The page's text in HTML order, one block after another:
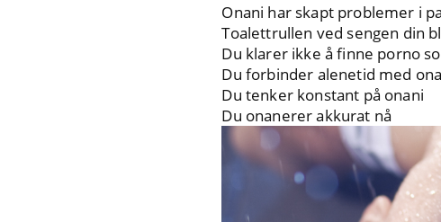
Onani har skapt problemer i
Toalettrullen ved sengen din
Du klarer ikke å finne porno
Du forbinder alenetid med
Du tenker konstant på onani
Du onanerer akkurat nå